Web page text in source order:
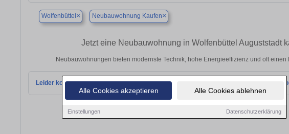
Alle Cookies akzeptieren Alle Cookies ablehnen
Einstellungen Datenschutzerklärung
Wolfenbüttel × Neubauwohnung Kaufen×
Jetzt eine Neubauwohnung in Wolfenbüttel Auguststadt
Neubauwohnungen bieten modernste Technik, hohe Energieeffizienz und oft
Leider konnten wir derzeit keine passenden Objekte finden. Schauen Sie bald wieder